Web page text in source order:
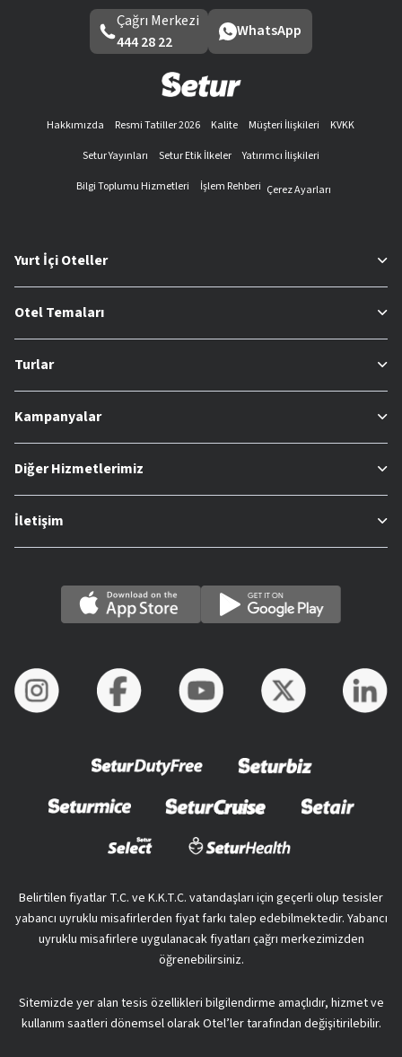
Çağrı Merkezi
444 28 22
WhatsApp
Hakkımızda Resmi Tatiller 2026 Kalite Müşteri İlişkileri
KVKK
Setur Yayınları
Setur Etik İlkeler
Yatırımcı İlişkileri
Bilgi Toplumu Hizmetleri
İşlem Rehberi Çerez Ayarları
Yurt İçi Oteller
Otel Temaları
Turlar
Kampanyalar
Diğer Hizmetlerimiz
İletişim
Belirtilen fiyatlar T.C. ve K.K.T.C. vatandaşları için geçerli olup tesisler
yabancı uyruklu misafirlerden fiyat farkı talep edebilmektedir. Yabancı
uyruklu misafirlere uygulanacak fiyatları çağrı merkezimizden
öğrenebilirsiniz.
Sitemizde yer alan tesis özellikleri bilgilendirme amaçlıdır, hizmet ve
kullanım saatleri dönemsel olarak Otel’ler tarafından değişitirilebilir.